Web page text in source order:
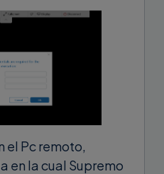
el Pc remoto,
en la cual Supremo